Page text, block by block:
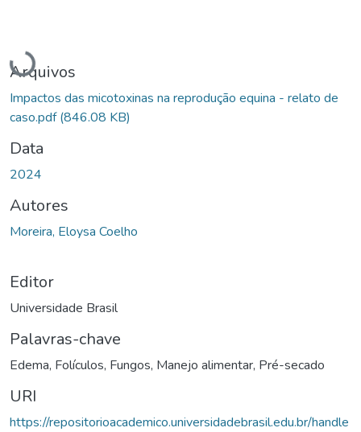
Carregando...
Arquivos
Impactos das micotoxinas na reprodução equina - relato de
caso.pdf(846.08 KB)
Data
2024
Autores
Moreira, Eloysa Coelho
Editor
Universidade Brasil
Palavras-chave
Edema, Folículos, Fungos, Manejo alimentar, Pré-secado
URI
https://repositorioacademico.universidadebrasil.edu.br/handle